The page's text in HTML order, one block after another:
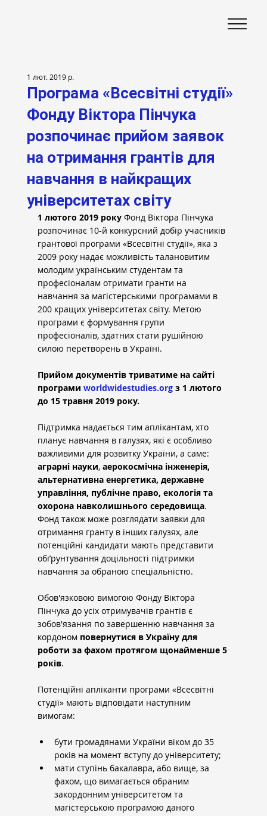
Програма «Всесвітні студії»
Фонду Віктора Пінчука
розпочинає прийом заявок
на отримання грантів для
навчання в найкращих
університетах світу
1 лют. 2019 р.
1 лютого 2019 року Фонд Віктора Пінчука
розпочинає 10-й конкурсний добір учасників
грантової програми «Всесвітні студії», яка з
2009 року надає можливість талановитим
молодим українським студентам та
професіоналам отримати гранти на
навчання за магістерськими програмами в
200 кращих університетах світу. Метою
програми є формування групи
професіоналів, здатних стати рушійною
силою перетворень в Україні.
Прийом документів триватиме на сайті
програми worldwidestudies.org з 1 лютого
до 15 травня 2019 року.
Підтримка надається тим аплікантам, хто
планує навчання в галузях, які є особливо
важливими для розвитку України, а саме:
аграрні науки, аерокосмічна інженерія,
альтернативна енергетика, державне
управління, публічне право, екологія та
охорона навколишнього середовища.
Фонд також може розглядати заявки для
отримання гранту в інших галузях, але
потенційні кандидати мають представити
обґрунтування доцільності підтримки
навчання за обраною спеціальністю.
Обов'язковою вимогою Фонду Віктора
Пінчука до усіх отримувачів грантів є
зобов'язання по завершенню навчання за
кордоном повернутися в Україну для
роботи за фахом протягом щонайменше 5
років.
Потенційні апліканти програми «Всесвітні
студії» мають відповідати наступним
вимогам:
бути громадянами України віком до 35
років на момент вступу до університету;
мати ступінь бакалавра, або вище, за
фахом, що вимагається обраним
закордонним університетом та
магістерською програмою даного